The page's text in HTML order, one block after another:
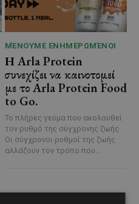
ΜΈΝΟΥΜΕ ΕΝΗΜΕΡΩΜΈΝΟΙ
Η Arla Protein
συνεχίζει να καινοτομεί
με το Arla Protein Food
to Go.
Το πλήρες γεύμα που ακολουθεί
τον ρυθμό της σύγχρονης ζωής.
Οι σύγχρονοι ρυθμοί της ζωής
αλλάζουν τον τρόπο που...